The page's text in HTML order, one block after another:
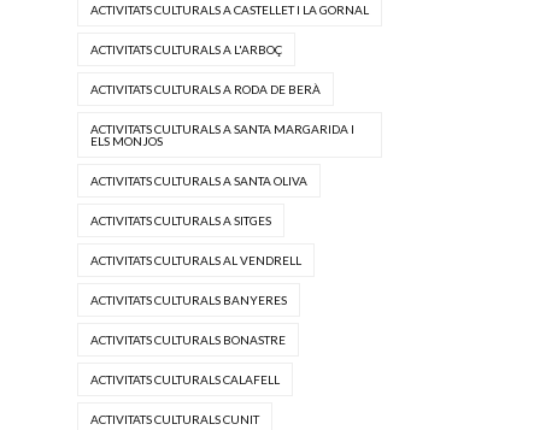
ACTIVITATS CULTURALS A CASTELLET I LA GORNAL
ACTIVITATS CULTURALS A L'ARBOÇ
ACTIVITATS CULTURALS A RODA DE BERÀ
ACTIVITATS CULTURALS A SANTA MARGARIDA I
ELS MONJOS
ACTIVITATS CULTURALS A SANTA OLIVA
ACTIVITATS CULTURALS A SITGES
ACTIVITATS CULTURALS AL VENDRELL
ACTIVITATS CULTURALS BANYERES
ACTIVITATS CULTURALS BONASTRE
ACTIVITATS CULTURALS CALAFELL
ACTIVITATS CULTURALS CUNIT